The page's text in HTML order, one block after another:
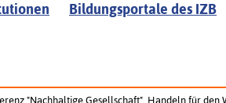
Bildungsportale des IZB
"Nachhaltige Gesellschaft". Handeln für den